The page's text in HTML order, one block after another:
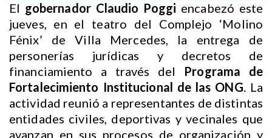
El gobernador Claudio Poggi encabezó este
jueves, en el teatro del Complejo ‘Molino
Fénix’ de Villa Mercedes, la entrega de
personerías jurídicas y decretos de
financiamiento a través del Programa de
Fortalecimiento Institucional de las ONG. La
actividad reunió a representantes de distintas
entidades civiles, deportivas y vecinales que
avanzan en sus procesos de organización y